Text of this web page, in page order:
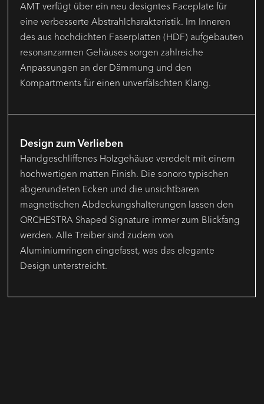
AMT verfügt über ein neu designtes Faceplate für
eine verbesserte Abstrahlcharakteristik. Im Inneren
des aus hochdichten Faserplatten (HDF) aufgebauten
resonanzarmen Gehäuses sorgen zahlreiche
Anpassungen an der Dämmung und den
Kompartments für einen unverfälschten Klang.
Design zum Verlieben
Handgeschliffenes Holzgehäuse veredelt mit einem
hochwertigen matten Finish. Die sonoro typischen
abgerundeten Ecken und die unsichtbaren
magnetischen Abdeckungshalterungen lassen den
ORCHESTRA Shaped Signature immer zum Blickfang
werden.​ Alle Treiber sind zudem von
Aluminiumringen eingefasst, was das elegante
Design unterstreicht.